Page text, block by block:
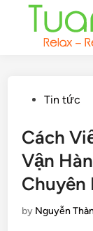
PostedTin tức
Cách
Vận
Chuyên
by Nguyễn